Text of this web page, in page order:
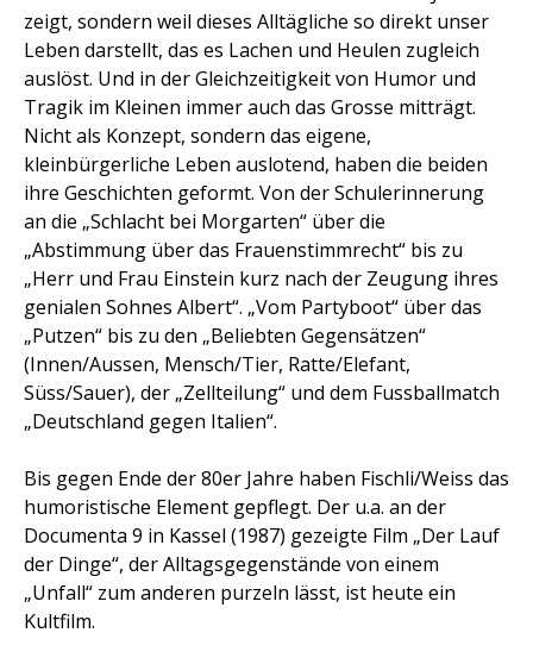
zeigt, sondern weil dieses Alltägliche so direkt unser
Leben darstellt, das es Lachen und Heulen zugleich
auslöst. Und in der Gleichzeitigkeit von Humor und
Tragik im Kleinen immer auch das Grosse mitträgt.
Nicht als Konzept, sondern das eigene,
kleinbürgerliche Leben auslotend, haben die beiden
ihre Geschichten geformt. Von der Schulerinnerung
an die „Schlacht bei Morgarten“ über die
„Abstimmung über das Frauenstimmrecht“ bis zu
„Herr und Frau Einstein kurz nach der Zeugung ihres
genialen Sohnes Albert“. „Vom Partyboot“ über das
„Putzen“ bis zu den „Beliebten Gegensätzen“
(Innen/Aussen, Mensch/Tier, Ratte/Elefant,
Süss/Sauer), der „Zellteilung“ und dem Fussballmatch
„Deutschland gegen Italien“.
Bis gegen Ende der 80er Jahre haben Fischli/Weiss das
humoristische Element gepflegt. Der u.a. an der
Documenta 9 in Kassel (1987) gezeigte Film „Der Lauf
der Dinge“, der Alltagsgegenstände von einem
„Unfall“ zum anderen purzeln lässt, ist heute ein
Kultfilm.